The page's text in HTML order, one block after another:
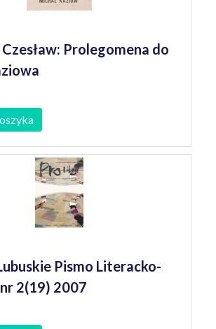
Prolegomena do
Pismo Literacko-
2(19) 2007